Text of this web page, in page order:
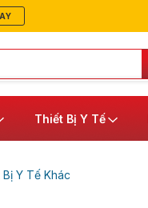
Thiết Bị Y Tế
Bị Y Tế Khác